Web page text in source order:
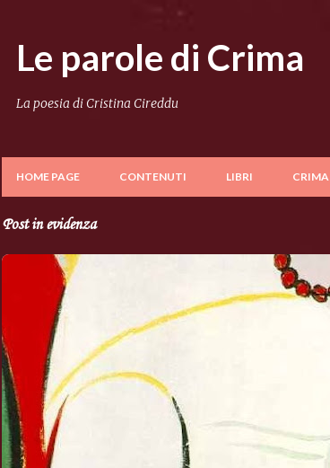
Le parole di Crima
La poesia di Cristina Cireddu
HOME PAGE CONTENUTI LIBRI CRIMA
o
Post in evidenza